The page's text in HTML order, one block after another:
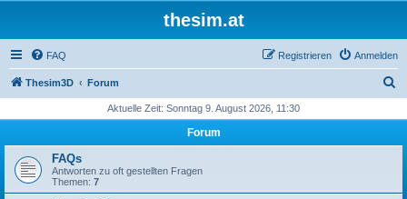
thesim.at
FAQ Anmelden
Registrieren
Thesim3D Forum
h
Aktuelle Zeit: Sonntag 9. August 2026, 11:30
Forum
FAQs
Antworten zu oft gestellten Fragen
Themen: 7